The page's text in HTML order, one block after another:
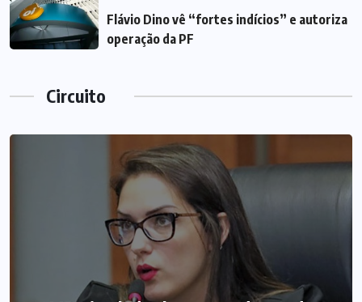
Flávio Dino vê “fortes indícios” e autoriza
operação da PF
Circuito